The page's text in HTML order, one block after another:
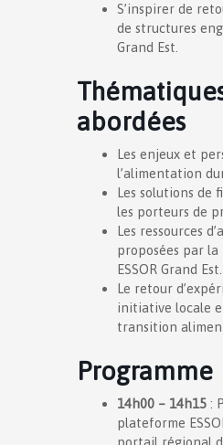
S’inspirer de
de structures
Grand Est.
abordées
Les enjeux et
l’alimentation
Les solutions de
les porteurs de
Les ressources
proposées par
ESSOR Grand Est.
Le retour
initiative locale
transition
Programme
14h00 – 14h15:
plateforme
portail régional